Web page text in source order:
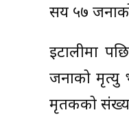
सय ५७
इटालीमा
जनाको मृत्यु
मृतकको